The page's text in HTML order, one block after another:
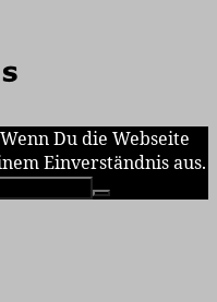
Du die Webseite
Einverständnis aus.